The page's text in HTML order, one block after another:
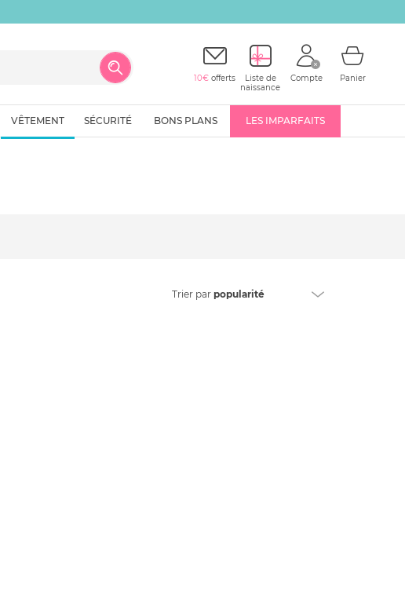
10€ offerts
Liste de
naissance
Compte Panier
VÊTEMENT SÉCURITÉ BONS PLANS LES IMPARFAITS
Trier par popularité